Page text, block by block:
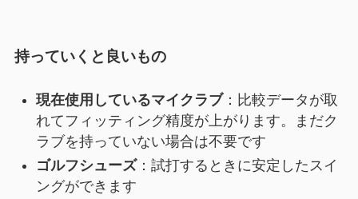
持っていくと良いもの
現在使用しているマイクラブ：比較データが取
れてフィッティング精度が上がります。まだク
ラブを持っていない場合は不要です
ゴルフシューズ：試打するときに安定したスイ
ングができます